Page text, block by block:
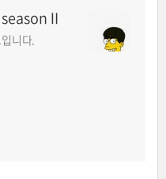
니다.